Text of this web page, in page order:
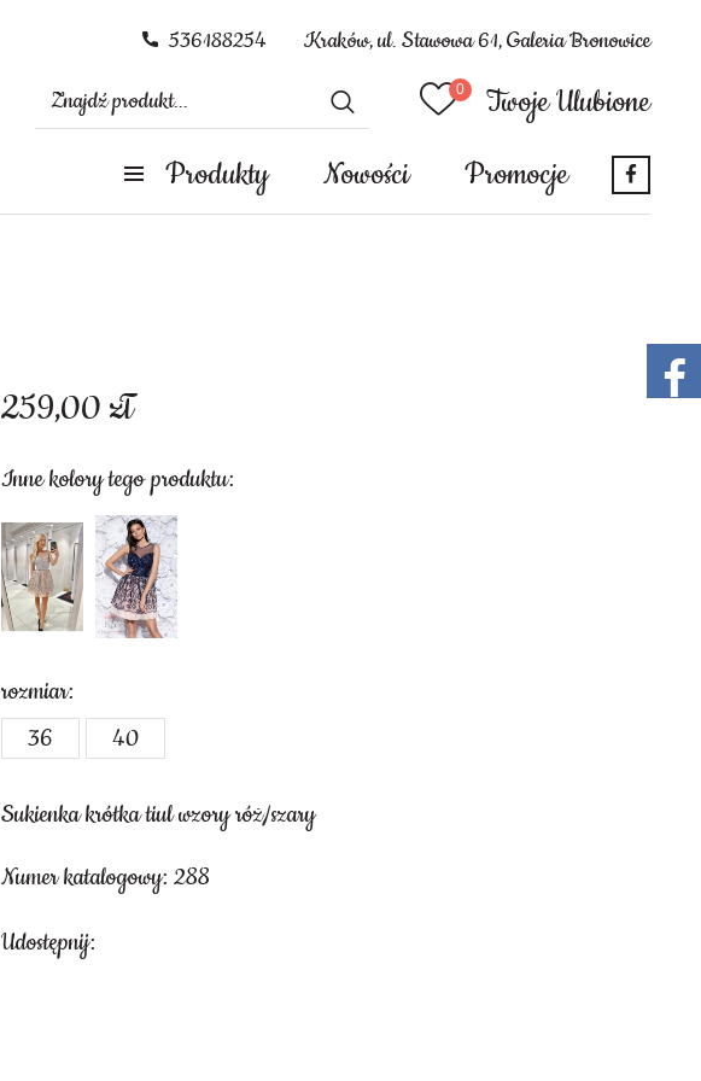
Kraków, ul. Stawowa 61, Galeria Bronowice
536188254
Twoje Ulubione
Produkty
Nowości Promocje
259,00 zł
Inne kolory tego produktu:
rozmiar:
36
40
Sukienka krótka tiul wzory róż/szary
Numer katalogowy: 288
Udostępnij: